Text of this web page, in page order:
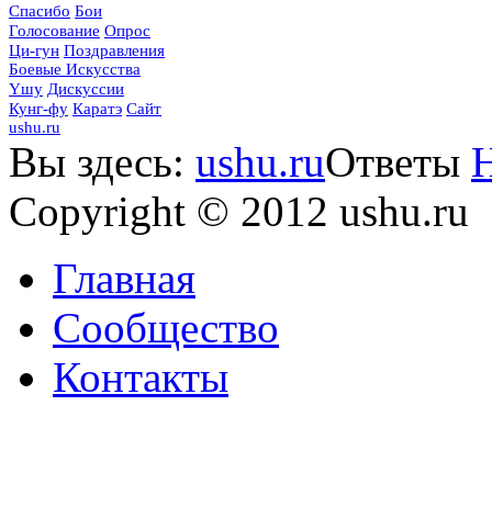
Спасибо Бои
Голосование Опрос
Ци-гун Поздравления
Боевые Искусства
Yшу Дискуссии
Кунг-фу Каратэ Сайт
ushu.ru
Вы здесь: ushu.ruОтветы
Copyright © 2012 ushu.ru
Главная
Сообщество
Контакты